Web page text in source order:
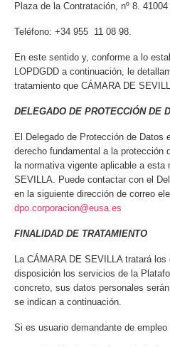
Plaza de la Contratación, nº 8.
Teléfono: +34 955 11 08 98.
En este sentido y, conforme a lo
LOPDGDD a continuación, le
tratamiento que CÁMARA DE
DELEGADO DE PROTECCIÓN DE
El Delegado de Protección de Datos
derecho fundamental a la protección
la normativa vigente aplicable a esta
SEVILLA. Puede contactar con el
en la siguiente dirección de correo
dpo.corporacion@eusa.es
FINALIDAD DE TRATAMIENTO
La CÁMARA DE SEVILLA tratará
disposición los servicios de la
concreto, sus datos personales
se indican a continuación.
Si es usuario demandante de